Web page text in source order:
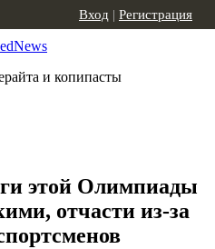
и копипасты
Вход | Регистрация
этой Олимпиады
отчасти из-за